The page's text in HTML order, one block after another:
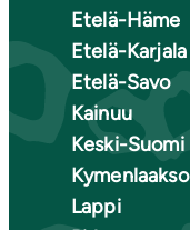
Etelä-Häme
Etelä-Karjala
Etelä-Savo
Kainuu
Keski-Suomi
Kymenlaakso
Lappi